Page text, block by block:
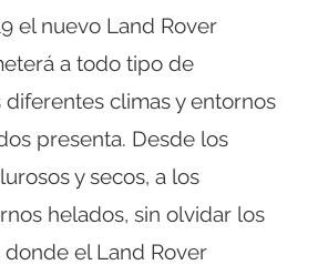
el nuevo Land Rover
a todo tipo de
diferentes climas y entornos
presenta. Desde los
y secos, a los
helados, sin olvidar los
el Land Rover